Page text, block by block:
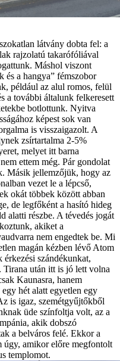
látvány dobta fel: a
rajzolatú takarófóliával
Máshol viszont
és a hangya” fémszobor
például az alul romos, felül
a további általunk felkeresett
botlottunk. Nyitva
képest sok van
is visszaigazolt. A
zsírtartalma 2-5%
melyet itt barna
ettem még. Pár gondolat
Másik jellemzőjük, hogy az
vezet le a lépcső,
okát többek között abban
de legfőként a hasító hideg
alatti részbe. A tévedés jogát
akiket a
nem engedtek be. Mi
magán kézben lévő Atom
szándékunkat,
Tirana után itt is jó lett volna
Kaunasra, hanem
hét alatt egyetlen egy
is igaz, szemétgyűjtőkből
üde színfoltja volt, az a
akik dobszó
a belváros felé. Ekkor a
úgy, amikor előre megfontolt
templomot.